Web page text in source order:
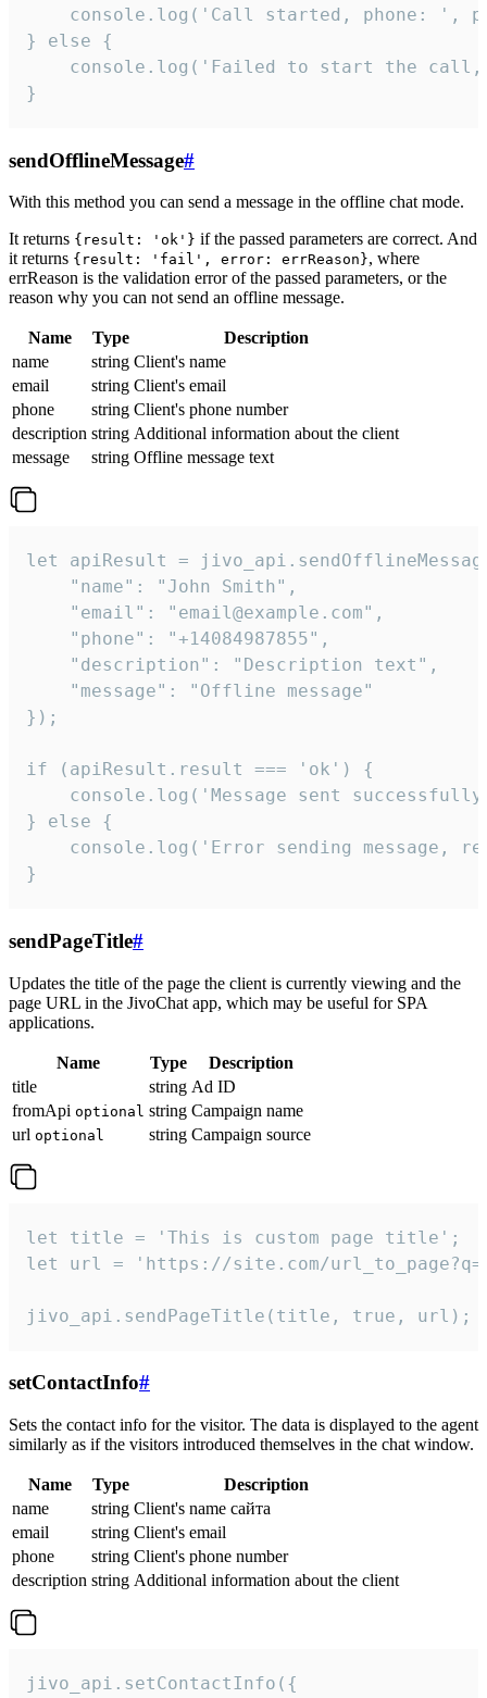
console.log('Call started, phone: ',
} else {
console.log('Failed to start the
}
sendOfflineMessage#
With this method you can send a message in the offline chat mode.
It returns {result: 'ok'} if the passed parameters are correct. And
it returns {result: 'fail', error: errReason}, where
errReason is the validation error of the passed parameters, or the
reason why you can not send an offline message.
Name Type
Description
name
string Client's name
email
string Client's email
phone
string Client's phone number
description string Additional information about the client
message
string Offline message text
let apiResult =
    "name": "John Smith",
    "email": "email@example.com",
    "phone": "+14084987855",
    "description": "Description text",
    "message": "Offline message"
});
if (apiResult.result === 'ok') {
console.log('Message sent
} else {
console.log('Error sending message,
}
sendPageTitle#
Updates the title of the page the client is currently viewing and the
page URL in the JivoChat app, which may be useful for SPA
applications.
Name Type
Description
title
string Ad ID
fromApi optional string Campaign name
url optional string Campaign source
let title = 'This is custom page title';
let url = 'https://site.com/
jivo_api.sendPageTitle(title, true, url);
setContactInfo#
Sets the contact info for the visitor. The data is displayed to the agent
similarly as if the visitors introduced themselves in the chat window.
Name Type
Description
name
string Client's name сайта
email
string Client's email
phone
string Client's phone number
description string Additional information about the client
jivo_api.setContactInfo({